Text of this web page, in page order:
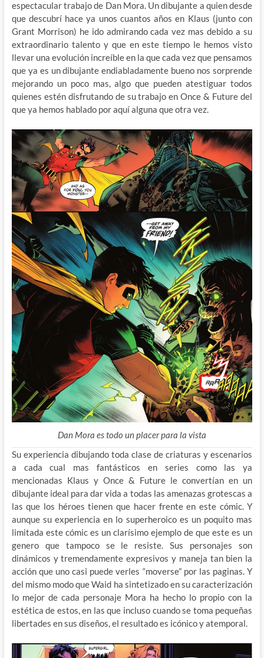
espectacular trabajo de Dan Mora. Un dibujante a quien desde
que descubrí hace ya unos cuantos años en Klaus (junto con
Grant Morrison) he ido admirando cada vez mas debido a su
extraordinario talento y que en este tiempo le hemos visto
llevar una evolución increíble en la que cada vez que pensamos
que ya es un dibujante endiabladamente bueno nos sorprende
mejorando un poco mas, algo que pueden atestiguar todos
quienes estén disfrutando de su trabajo en Once & Future del
que ya hemos hablado por aquí alguna que otra vez.
Dan Mora es todo un placer para la vista
Su experiencia dibujando toda clase de criaturas y escenarios
a cada cual mas fantásticos en series como las ya
mencionadas Klaus y Once & Future le convertían en un
dibujante ideal para dar vida a todas las amenazas grotescas a
las que los héroes tienen que hacer frente en este cómic. Y
aunque su experiencia en lo superheroico es un poquito mas
limitada este cómic es un clarísimo ejemplo de que este es un
genero que tampoco se le resiste. Sus personajes son
dinámicos y tremendamente expresivos y maneja tan bien la
acción que uno casi puede verles “moverse” por las paginas. Y
del mismo modo que Waid ha sintetizado en su caracterización
lo mejor de cada personaje Mora ha hecho lo propio con la
estética de estos, en las que incluso cuando se toma pequeñas
libertades en sus diseños, el resultado es icónico y atemporal.